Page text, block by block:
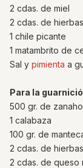
2 cdas. de miel
2 cdas. de hierbas
1 chile picante
1 matambrito de
Sal y pimienta a
Para la
500 gr. de
1 calabaza
100 gr. de
2 cdas. de
2 cdas. de queso